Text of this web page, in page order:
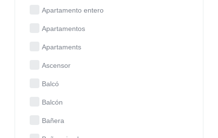
Apartamento entero
Apartamentos
Apartaments
Ascensor
Balcó
Balcón
Bañera